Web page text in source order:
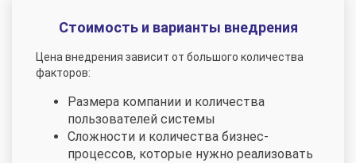
Стоимость и варианты внедрения
Цена внедрения зависит от большого количества
факторов:
Размера компании и количества
пользователей системы
Сложности и количества бизнес-
процессов, которые нужно реализовать